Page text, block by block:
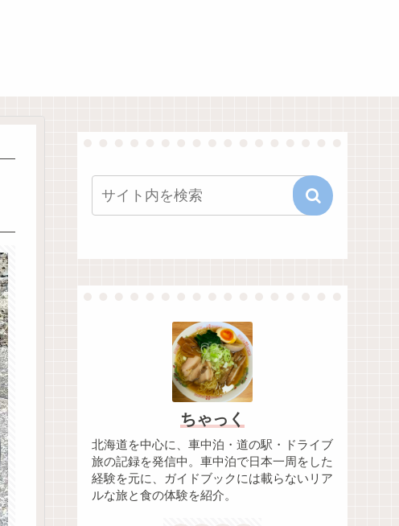
ちゃっく
北海道を中心に、車中泊・道の駅・ドライブ
旅の記録を発信中。車中泊で日本一周をした
経験を元に、ガイドブックには載らないリア
ルな旅と食の体験を紹介。